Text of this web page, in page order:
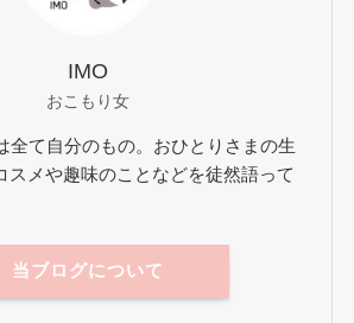
IMO
おこもり女
全て自分のもの。おひとりさまの生
スメや趣味のことなどを徒然語って
当ブログについて